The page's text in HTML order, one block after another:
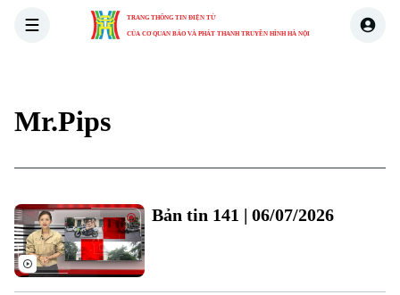
TRANG THÔNG TIN ĐIỆN TỬ
CỦA CƠ QUAN BÁO VÀ PHÁT THANH TRUYỀN HÌNH HÀ NỘI
Mr.Pips
Bản tin 141 | 06/07/2026